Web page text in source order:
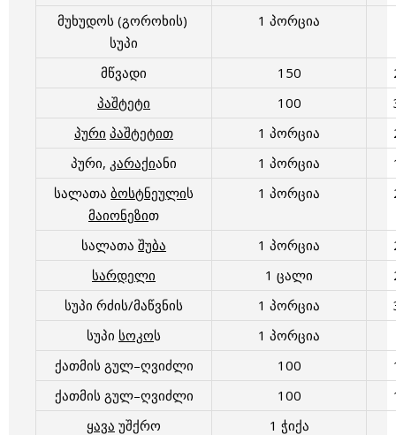
მუხუდოს (გოროხის)
სუპი
1 პორცია
მწვადი 150
პაშტეტი
100
პური პაშტეტით 1 პორცია
პური, კარაქიანი 1 პორცია
სალათა ბოსტნეულის
მაიონეზით
1 პორცია
სალათა შუბა 1 პორცია
სარდელი
1 ცალი
სუპი რძის/მაწვნის
1 პორცია
სუპი სოკოს
1 პორცია
ქათმის გულ–ღვიძლი
100
ქათმის გულ–ღვიძლი
100
ყავა უშქრო
1 ჭიქა